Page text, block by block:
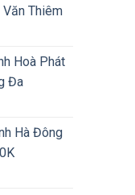
Thiêm
Hoà Phát
Đa
Hà Đông